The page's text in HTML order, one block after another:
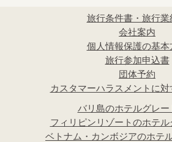
旅行条件書・旅行業
会社案内
個人情報保護の基本
旅行参加申込書
団体予約
カスタマーハラスメントに
バリ島のホテルグレー
フィリピンリゾートのホテ
ベトナム・カンボジアのホテ